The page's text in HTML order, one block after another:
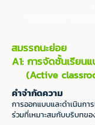
สมรรถนะย่อย
A1: การจัดชั้นเรียน
(Active
คำจำกัดความ
การออกแบบและดำเนินกา
ร่วมที่เหมาะสมกับบริบทข